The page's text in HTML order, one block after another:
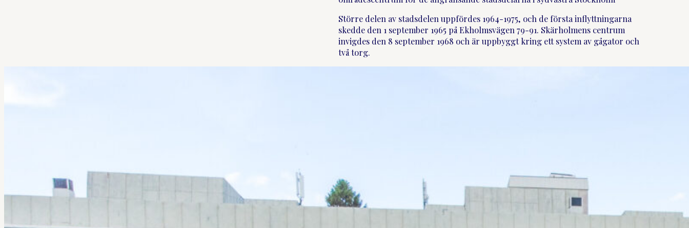
Större delen av stadsdelen uppfördes 1964-1975, och de första inflyttningarna
skedde den 1 september 1965 på Ekholmsvägen 79-91. Skärholmens centrum
invigdes den 8 september 1968 och är uppbyggt kring ett system av gågator och
två torg.